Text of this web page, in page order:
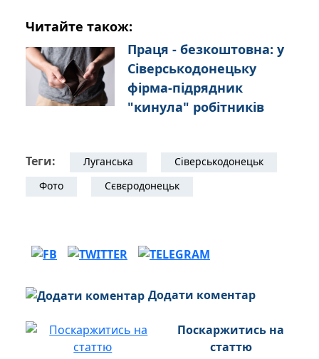
Читайте також:
Праця - безкоштовна: у
Сіверськодонецьку
фірма-підрядник
"кинула" робітників
Теги: Луганська
Сіверськодонецьк
Фото
Сєвєродонецьк
Додати коментар
Поскаржитись на
статтю